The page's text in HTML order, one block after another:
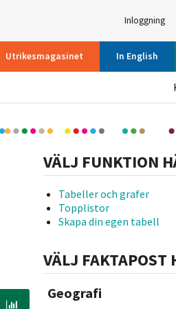
Inloggning
Utrikesmagasinet In English
VÄLJ FUNKTION
Tabeller och grafer
Topplistor
Skapa din egen tabell
VÄLJ FAKTAPOST
Geografi